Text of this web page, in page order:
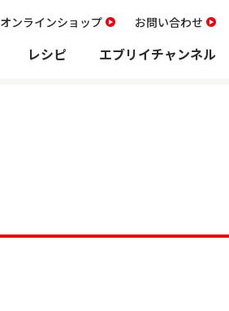
オンラインショップ お問い合わせ
レシピ エブリイチャンネル